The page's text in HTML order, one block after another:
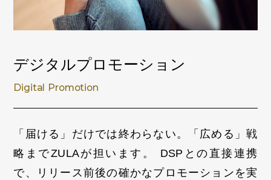
デジタルプロモーション
Digital Promotion
「届ける」だけでは終わらない。「広める」戦
略までZULAが担います。
DSPとの直接連携
で、リリース前後の確かなプロモーションを実